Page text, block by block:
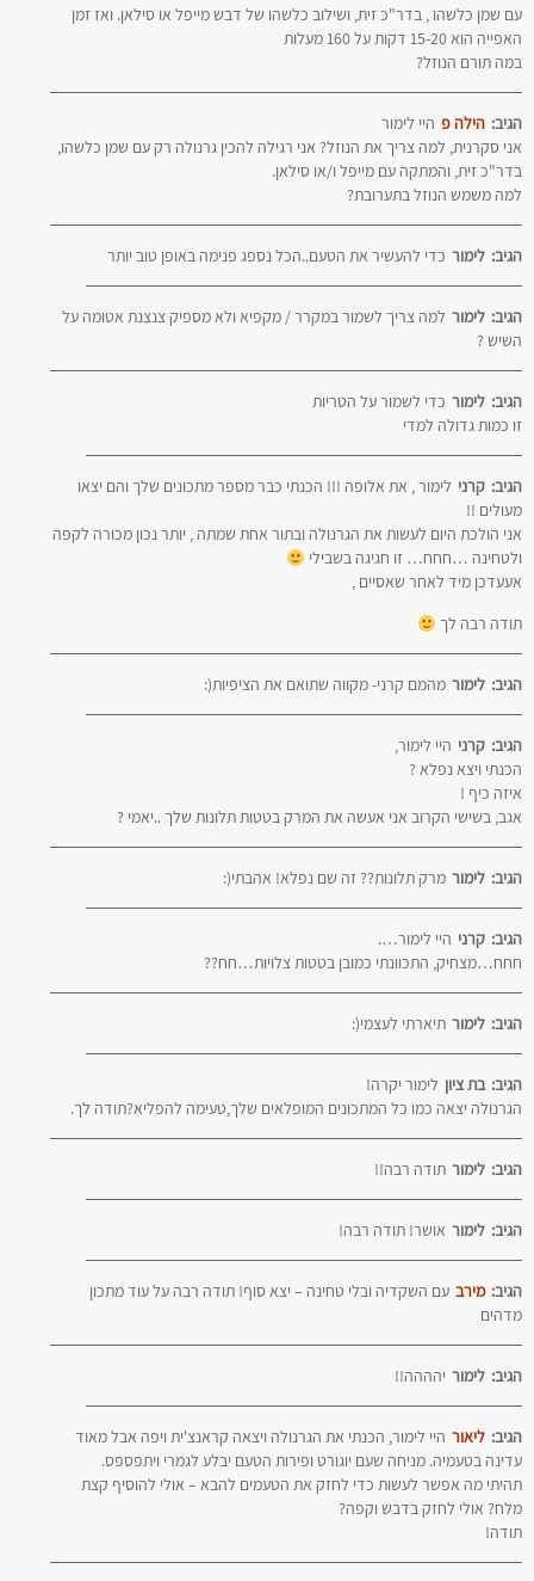
עם שמן כלשהו , בדר"כ זית, ושילוב כלשהו של דבש מייפל או סילאן. ואז זמן
האפייה הוא 15-20 דקות על 160 מעלות
במה תורם הנוזל?
הילה פ הגיב:
היי לימור
אני סקרנית, למה צריך את הנוזל? אני רגילה להכין גרנולה רק עם שמן כלשהו,
בדר"כ זית, והמתקה עם מייפל ו/או סילאן.
למה משמש הנוזל בתערובת?
לימור הגיב: כדי להעשיר את הטעם..הכל נספג פנימה באופן טוב יותר
לימור הגיב:
למה צריך לשמור במקרר / מקפיא ולא מספיק צנצנת אטומה על
השיש ?
לימור הגיב:
כדי לשמור על הטריות
זו כמות גדולה למדי
קרני הגיב:
לימור , את אלופה !!! הכנתי כבר מספר מתכונים שלך והם יצאו
מעולים !!
אני הולכת היום לעשות את הגרנולה ובתור אחת שמתה , יותר נכון מכורה לקפה
ולטחינה …חחח… זו חגיגה בשבילי
אעעדכן מיד לאחר שאסיים ,
תודה רבה לך
לימור הגיב: מהמם קרני- מקווה שתואם את הציפיות(:
קרני הגיב:
היי לימור,
הכנתי ויצא נפלא ?
איזה כיף !
אגב, בשישי הקרוב אני אעשה את המרק בטטות תלונות שלך ..יאמי ?
לימור הגיב: מרק תלונות?? זה שם נפלא! אהבתי(:
קרני הגיב:
היי לימור….
חחח…מצחיק, התכוונתי כמובן בטטות צלויות…חח??
לימור הגיב: תיארתי לעצמי(:
בת ציון הגיב:
לימור יקרה!
הגרנולה יצאה כמו כל המתכונים המופלאים שלך,טעימה להפליא?תודה לך.
לימור הגיב: תודה רבה!!
לימור הגיב: אושר! תודה רבה!
מירב הגיב:
עם השקדיה ובלי טחינה – יצא סוף! תודה רבה על עוד מתכון
מדהים
לימור הגיב: יהההה!!
ליאור הגיב:
היי לימור, הכנתי את הגרנולה ויצאה קראנצ'ית ויפה אבל מאוד
עדינה בטעמיה. מניחה שעם יוגורט ופירות הטעם יבלע לגמרי ויתפספס.
תהיתי מה אפשר לעשות כדי לחזק את הטעמים להבא – אולי להוסיף קצת
מלח? אולי לחזק בדבש וקפה?
תודה!